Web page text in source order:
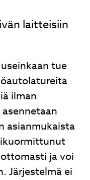
laitteisiin
tue
ilman
asianmukaista
ja voi
Järjestelmä ei